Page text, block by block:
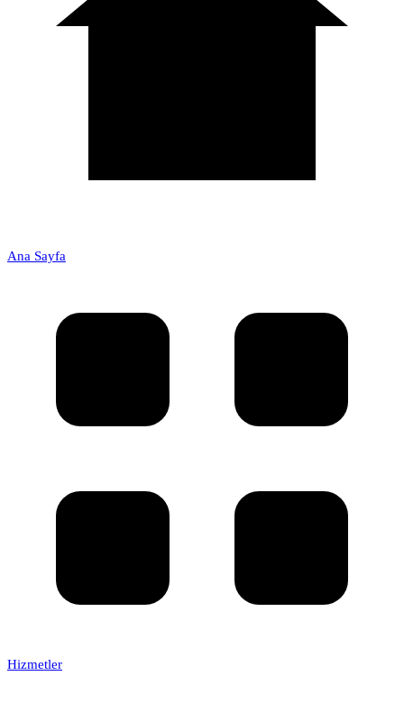
Ana Sayfa
Hizmetler